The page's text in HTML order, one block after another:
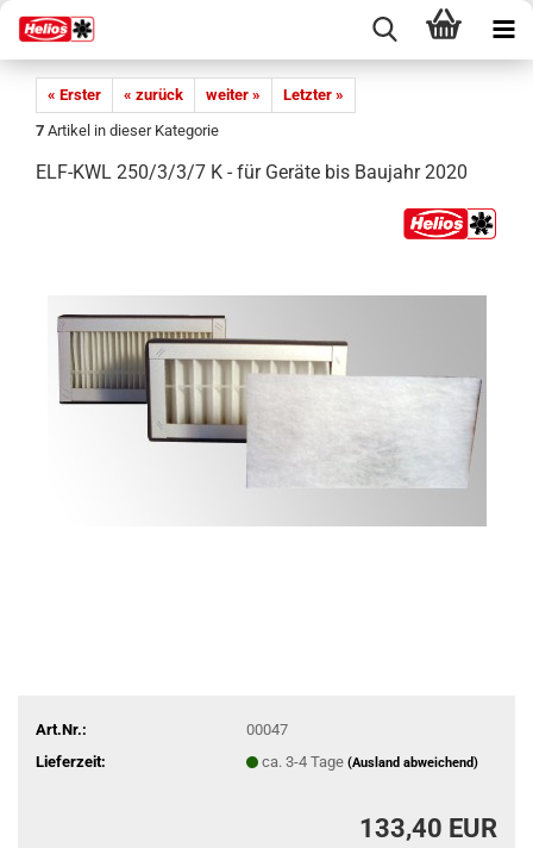
« Erster « zurück weiter »
Letzter »
7 Artikel in dieser Kategorie
ELF-KWL 250/3/3/7 K - für Geräte bis Baujahr 2020
Art.Nr.:
00047
Lieferzeit:
ca. 3-4 Tage (Ausland abweichend)
133,40 EUR